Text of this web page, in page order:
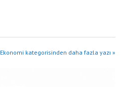
Ekonomi kategorisinden daha fazla yazı »